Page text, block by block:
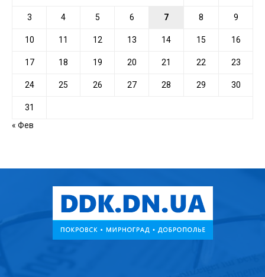
3 4 5 6 7 8 9
10 11 12 13 14 15 16
17 18 19 20 21 22 23
24 25 26 27 28 29 30
31
« Фев